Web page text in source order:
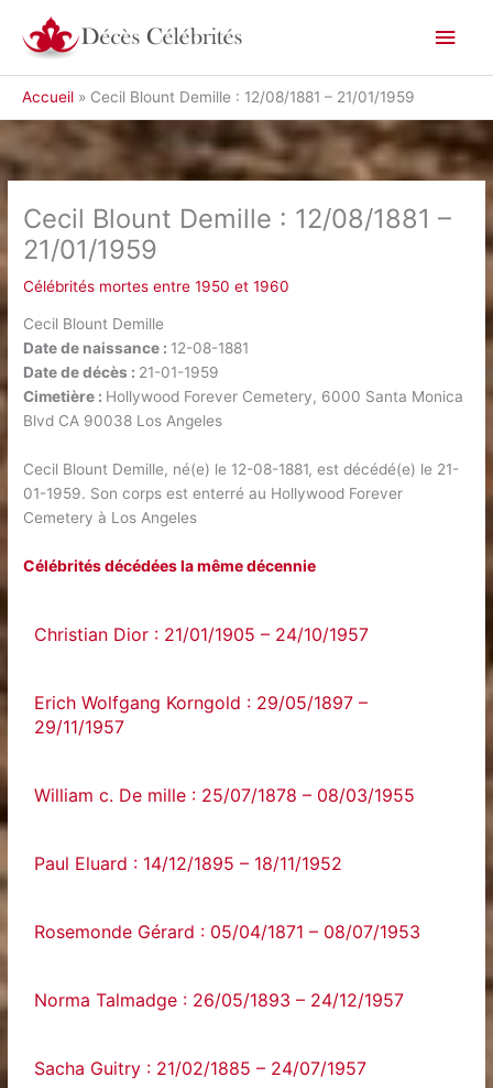
contenu
Accueil Cecil Blount Demille : 12/08/1881 – 21/01/1959
Cecil Blount Demille : 12/08/1881 –
21/01/1959
Célébrités mortes entre 1950 et 1960
Cecil Blount Demille
Date de naissance : 12-08-1881
Date de décès : 21-01-1959
Cimetière : Hollywood Forever Cemetery, 6000 Santa Monica
Blvd CA 90038 Los Angeles
Cecil Blount Demille, né(e) le 12-08-1881, est décédé(e) le 21-
01-1959. Son corps est enterré au Hollywood Forever
Cemetery à Los Angeles
Célébrités décédées la même décennie
Christian Dior : 21/01/1905 – 24/10/1957
Erich Wolfgang Korngold : 29/05/1897 –
29/11/1957
William c. De mille : 25/07/1878 – 08/03/1955
Paul Eluard : 14/12/1895 – 18/11/1952
Rosemonde Gérard : 05/04/1871 – 08/07/1953
Norma Talmadge : 26/05/1893 – 24/12/1957
Sacha Guitry : 21/02/1885 – 24/07/1957